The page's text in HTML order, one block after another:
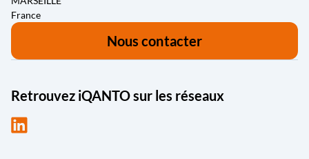
France
Nous contacter
Retrouvez iQANTO sur les réseaux